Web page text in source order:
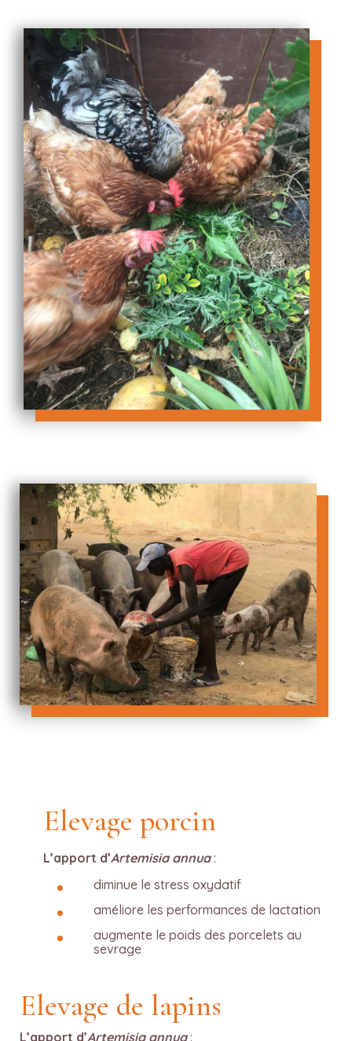
Elevage porcin
L’apport d’Artemisia annua:
diminue le stress oxydatif
améliore les performances de lactation
augmente le poids des porcelets au
sevrage
Elevage de lapins
L’apport d’Artemisia annua: